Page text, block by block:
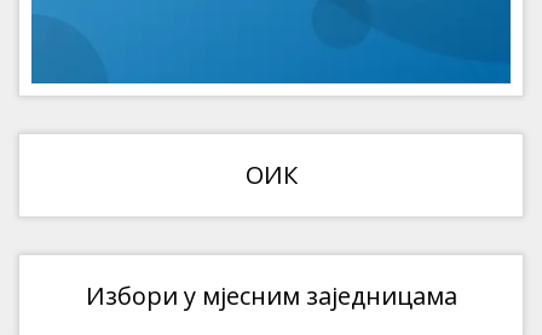
ОИК
Избори у мјесним заједницама